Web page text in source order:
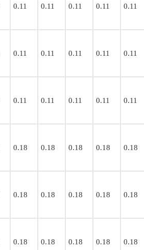
0.11 0.11 0.11 0.11 0.11
0.11 0.11 0.11 0.11 0.11
0.11 0.11 0.11 0.11 0.11
0.18 0.18 0.18 0.18 0.18
0.18 0.18 0.18 0.18 0.18
0.18 0.18 0.18 0.18 0.18